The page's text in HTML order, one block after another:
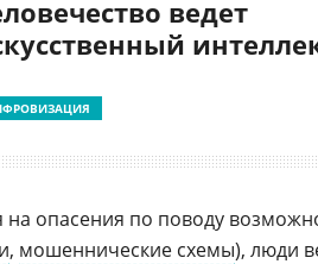
ведет
на опасения по поводу
, мошеннические схемы), люди